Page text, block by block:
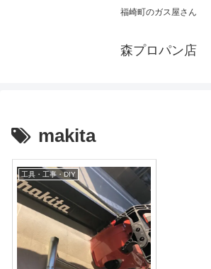
福崎町のガス屋さん
森プロパン店
makita
工具・工事・DIY